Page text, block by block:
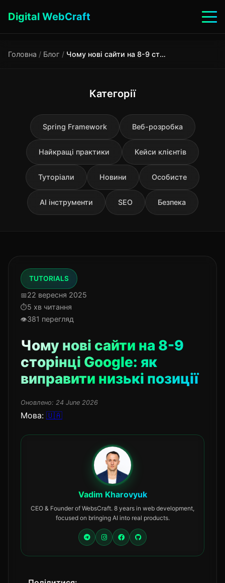
Digital WebCraft
Головна / Блог / Чому нові сайти на 8-9 сторінці Google: як виправити низькі позиції
Категорії
Spring Framework Веб-розробка
Найкращі практики Кейси клієнтів
Туторіали Новини Особисте
AI інструменти SEO Безпека
TUTORIALS
22 вересня 2025
5 хв читання
381 перегляд
Чому нові сайти на 8-9
сторінці Google: як
виправити низькі позиції
Оновлено: 24 June 2026
Мова: 🇺🇦
Vadim Kharovyuk
CEO & Founder of WebsCraft. 8 years in web development,
focused on bringing AI into real products.